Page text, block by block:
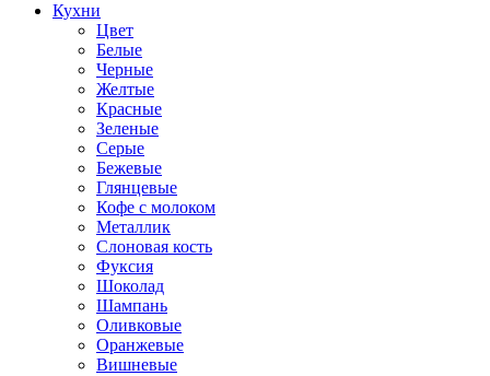
Кухни
Цвет
Белые
Черные
Желтые
Красные
Зеленые
Серые
Бежевые
Глянцевые
Кофе с молоком
Металлик
Слоновая кость
Фуксия
Шоколад
Шампань
Оливковые
Оранжевые
Вишневые